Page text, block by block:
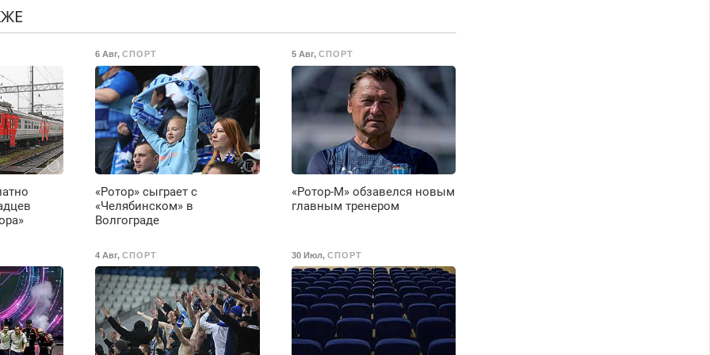
6 Авг,СПОРТ
«Ротор» сыграет с
«Челябинском» в
Волгограде
5 Авг, СПОРТ
«Ротор-М» обзавелся новым
главным тренером
4 Авг,СПОРТ 30 Июл, СПОРТ